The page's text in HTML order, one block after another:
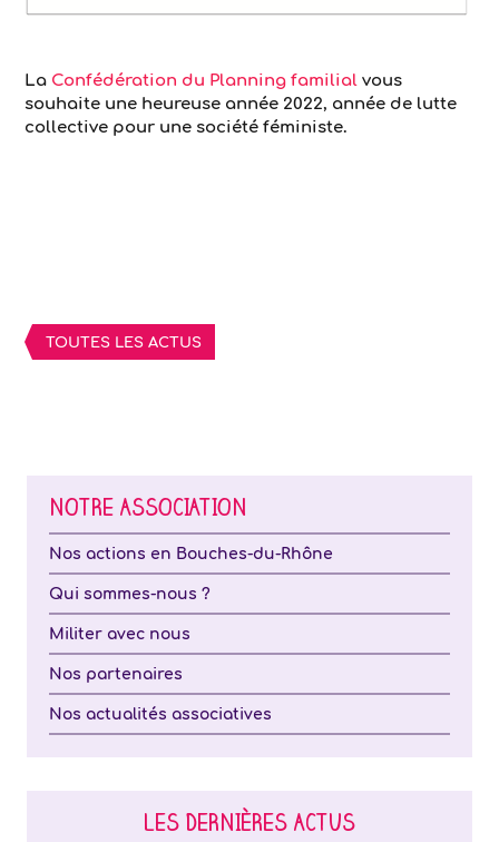
La Confédération du Planning familial vous
souhaite une heureuse année 2022, année de lutte
collective pour une société féministe.
TOUTES LES ACTUS
NOTRE ASSOCIATION
Nos actions en Bouches-du-Rhône
Qui sommes-nous ?
Militer avec nous
Nos partenaires
Nos actualités associatives
LES DERNIÈRES ACTUS